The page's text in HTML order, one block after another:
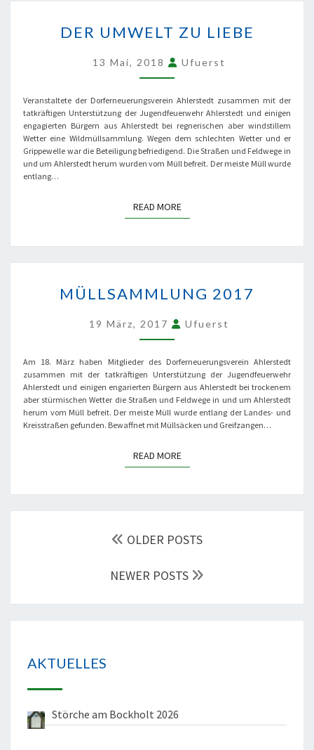
ZU
DER UMWELT ZU LIEBE
13 Mai, 2018 Ufuerst
Veranstaltete der Dorferneuerungsverein Ahlerstedt zusammen mit der
tatkräftigen Unterstützung der Jugendfeuerwehr Ahlerstedt und einigen
engagierten Bürgern aus Ahlerstedt bei regnerischen aber windstillem
Wetter eine Wildmüllsammlung. Wegen dem schlechten Wetter und er
Grippewelle war die Beteiligung befriedigend. Die Straßen und Feldwege in
und um Ahlerstedt herum wurden vom Müll befreit. Der meiste Müll wurde
entlang…
READ MOREREAD MORE
MÜLLSAMMLUNG 2017
19 März, 2017 Ufuerst
Am 18. März haben Mitglieder des Dorferneuerungsverein Ahlerstedt
zusammen mit der tatkräftigen Unterstützung der Jugendfeuerwehr
Ahlerstedt und einigen engarierten Bürgern aus Ahlerstedt bei trockenem
aber stürmischen Wetter die Straßen und Feldwege in und um Ahlerstedt
herum vom Müll befreit. Der meiste Müll wurde entlang der Landes- und
Kreisstraßen gefunden. Bewaffnet mit Müllsäcken und Greifzangen…
READ MOREREAD MORE
OLDER POSTS
NEWER POSTS
AKTUELLES
Störche am Bockholt 2026